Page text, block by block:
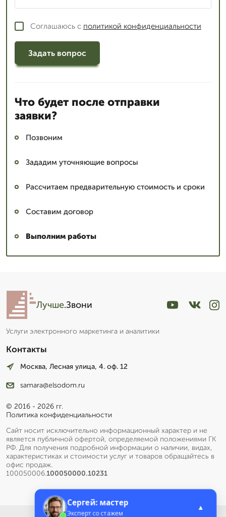
Соглашаюсь с политикой конфиденциальности
Задать вопрос
Что будет после отправки
заявки?
Позвоним
Зададим уточняющие вопросы
Рассчитаем предварительную стоимость и сроки
Составим договор
Выполним работы
Лучше.Звони
Услуги электронного маркетинга и аналитики
Контакты
Москва, Лесная улица, 4. оф. 12
samara@elsodom.ru
© 2016 - 2026 гг.
Политика конфиденциальности
Сайт носит исключительно информационный характер и не
является публичной офертой, определяемой положениями ГК
РФ. Для получения подробной информации о наличии, видах,
характеристиках и стоимости услуг и товаров обращайтесь в
офис продаж.
100050006.100050000.10231
Сергей: мастер
Эксперт со стажем
▲